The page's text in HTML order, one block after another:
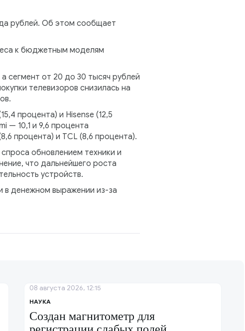
рублей. Об этом сообщает
к бюджетным моделям
сегмент от 20 до 30 тысяч рублей
телевизоров снизилась на
процента) и Hisense (12,5
— 10,1 и 9,6 процента
процента) и TCL (8,6 процента).
обновлением техники и
что дальнейшего роста
устройств.
в денежном выражении из-за
НАУКА
Создан магнитометр для
08 августа 2026, 12:15